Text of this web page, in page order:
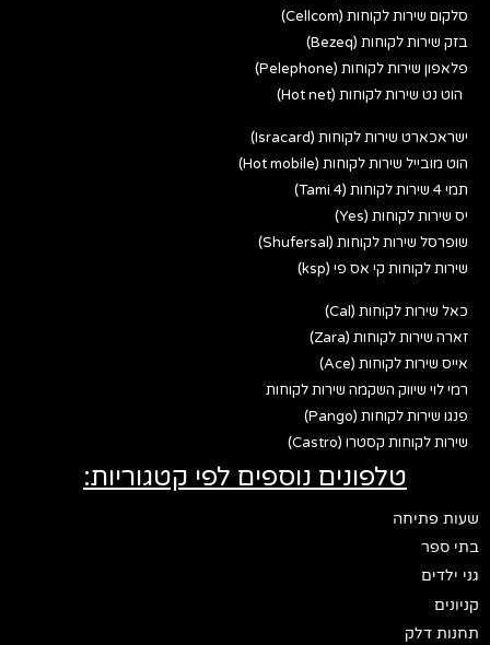
סלקום שירות לקוחות (Cellcom)
בזק שירות לקוחות (Bezeq)
פלאפון שירות לקוחות (Pelephone)
הוט נט שירות לקוחות (Hot net)
ישראכארט שירות לקוחות (Isracard)
הוט מובייל שירות לקוחות (Hot mobile)
תמי 4 שירות לקוחות (Tami 4)
יס שירות לקוחות (Yes)
שופרסל שירות לקוחות (Shufersal)
שירות לקוחות קי אס פי (ksp)
כאל שירות לקוחות (Cal)
זארה שירות לקוחות (Zara)
אייס שירות לקוחות (Ace)
רמי לוי שיווק השקמה שירות לקוחות
פנגו שירות לקוחות (Pango)
שירות לקוחות קסטרו (Castro)
טלפונים נוספים לפי קטגוריות:
שעות פתיחה
בתי ספר
גני ילדים
קניונים
תחנות דלק